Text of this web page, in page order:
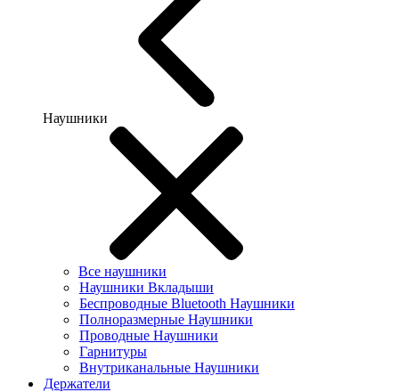
Наушники
Все наушники
Наушники Вкладыши
Беспроводные Bluetooth Наушники
Полноразмерные Наушники
Проводные Наушники
Гарнитуры
Внутриканальные Наушники
Держатели